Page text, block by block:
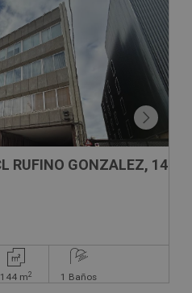
RUFINO GONZALEZ, 14
144 m2 1 Baños